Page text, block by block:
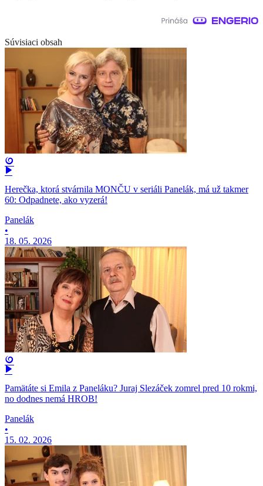
Súvisiaci obsah
Herečka, ktorá stvárnila MONČU v seriáli Panelák, má už takmer
60: Odpadnete, ako vyzerá!
Panelák
•
18. 05. 2026
Pamätáte si Emila z Paneláku? Juraj Slezáček zomrel pred 10 rokmi,
no dodnes nemá HROB!
Panelák
•
15. 02. 2026